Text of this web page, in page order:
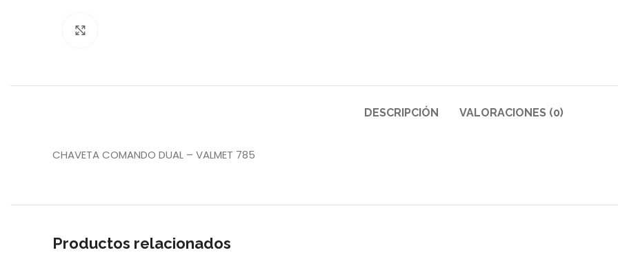
DESCRIPCIÓN VALORACIONES (0)
CHAVETA COMANDO DUAL – VALMET 785
Productos relacionados